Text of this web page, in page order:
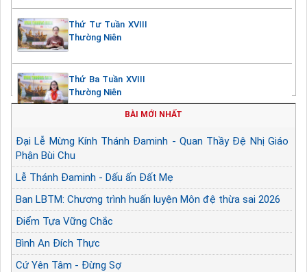
Thứ Tư Tuần XVIII
Thường Niên
Thứ Ba Tuần XVIII
Thường Niên
BÀI MỚI NHẤT
Đại Lễ Mừng Kính Thánh Đaminh - Quan Thầy Đệ Nhị Giáo
Phận Bùi Chu
Lễ Thánh Đaminh - Dấu ấn Đất Mẹ
Ban LBTM: Chương trình huấn luyện Môn đệ thừa sai 2026
Điểm Tựa Vững Chắc
Bình An Đích Thực
Cứ Yên Tâm - Đừng Sợ